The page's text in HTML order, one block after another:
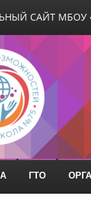
САЙТ МБОУ
ГТО